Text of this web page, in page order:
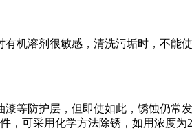
机溶剂很敏感，清洗污垢时，不
等防护层，但即使如此，锈蚀仍常
可采用化学方法除锈，如用浓度